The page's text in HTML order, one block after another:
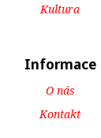
Kultura
Informace
O nás
Kontakt